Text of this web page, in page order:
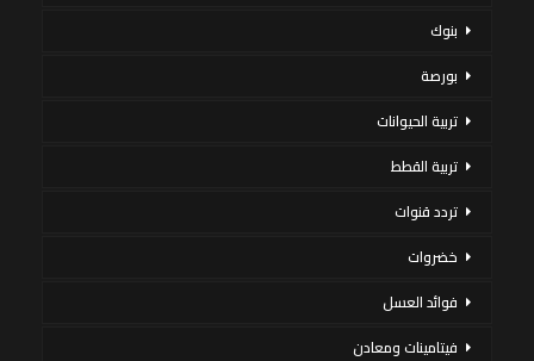
بنوك
بورصة
تربية الحيوانات
تربية القطط
تردد قنوات
خضروات
فوائد العسل
فيتامينات ومعادن